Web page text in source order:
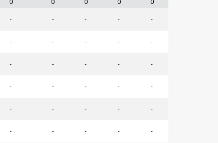
0 0 0 0 0
- - - - -
- - - - -
- - - - -
- - - - -
- - - - -
- - - - -